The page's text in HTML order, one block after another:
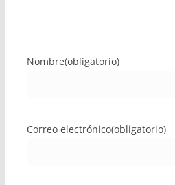
Nombre(obligatorio)
Correo electrónico(obligatorio)